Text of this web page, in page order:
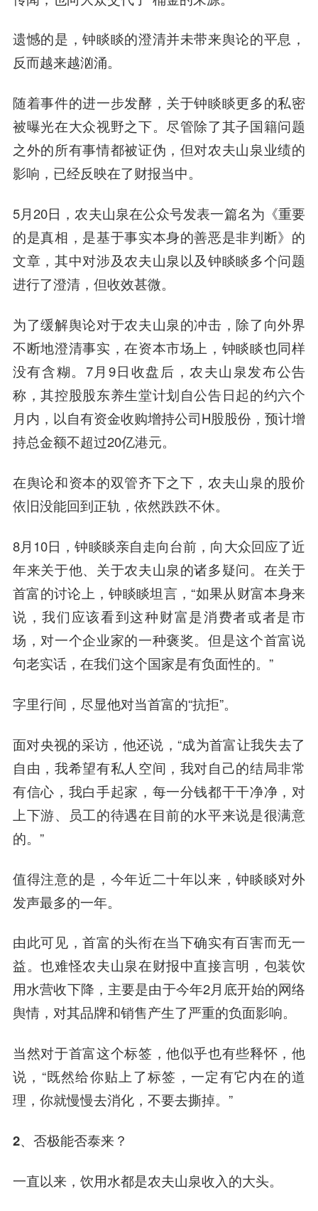
遗憾的是，钟睒睒的澄清并未带来舆论的平息，
反而越来越汹涌。
随着事件的进一步发酵，关于钟睒睒更多的私密
被曝光在大众视野之下。尽管除了其子国籍问题
之外的所有事情都被证伪，但对农夫山泉业绩的
影响，已经反映在了财报当中。
5月20日，农夫山泉在公众号发表一篇名为《重要
的是真相，是基于事实本身的善恶是非判断》的
文章，其中对涉及农夫山泉以及钟睒睒多个问题
进行了澄清，但收效甚微。
为了缓解舆论对于农夫山泉的冲击，除了向外界
不断地澄清事实，在资本市场上，钟睒睒也同样
没有含糊。7月9日收盘后，农夫山泉发布公告
称，其控股股东养生堂计划自公告日起的约六个
月内，以自有资金收购增持公司H股股份，预计增
持总金额不超过20亿港元。
在舆论和资本的双管齐下之下，农夫山泉的股价
依旧没能回到正轨，依然跌跌不休。
8月10日，钟睒睒亲自走向台前，向大众回应了近
年来关于他、关于农夫山泉的诸多疑问。在关于
首富的讨论上，钟睒睒坦言，“如果从财富本身来
说，我们应该看到这种财富是消费者或者是市
场，对一个企业家的一种褒奖。但是这个首富说
句老实话，在我们这个国家是有负面性的。”
字里行间，尽显他对当首富的“抗拒”。
面对央视的采访，他还说，“成为首富让我失去了
自由，我希望有私人空间，我对自己的结局非常
有信心，我白手起家，每一分钱都干干净净，对
上下游、员工的待遇在目前的水平来说是很满意
的。”
值得注意的是，今年近二十年以来，钟睒睒对外
发声最多的一年。
由此可见，首富的头衔在当下确实有百害而无一
益。也难怪农夫山泉在财报中直接言明，包装饮
用水营收下降，主要是由于今年2月底开始的网络
舆情，对其品牌和销售产生了严重的负面影响。
当然对于首富这个标签，他似乎也有些释怀，他
说，“既然给你贴上了标签，一定有它内在的道
理，你就慢慢去消化，不要去撕掉。”
2、否极能否泰来？
一直以来，饮用水都是农夫山泉收入的大头。